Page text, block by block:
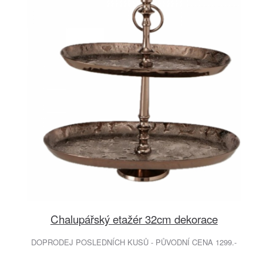
Chalupářský etažér 32cm dekorace
DOPRODEJ POSLEDNÍCH KUSŮ - PŮVODNÍ CENA 1299.-